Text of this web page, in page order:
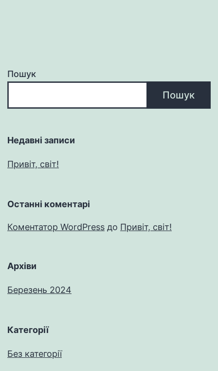
Пошук
Пошук
Недавні записи
Привіт, світ!
Останні коментарі
Коментатор WordPress до Привіт, світ!
Архіви
Березень 2024
Категорії
Без категорії